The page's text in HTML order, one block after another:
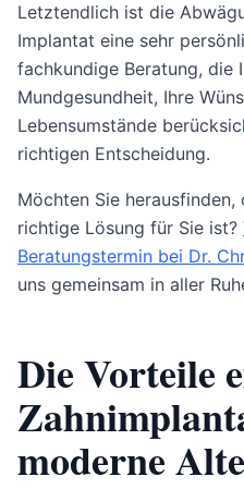
Letztendlich ist die
Implantat eine sehr
fachkundige Beratung, die
Mundgesundheit, Ihre
Lebensumstände
richtigen Entscheidung.
Möchten Sie
richtige Lösung für Sie ist?
Beratungstermin bei Dr.
uns gemeinsam in aller
Die Vorteile
moderne